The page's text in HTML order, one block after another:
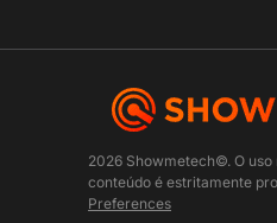
2026 Showmetech©. O
conteúdo é estritamente
Preferences